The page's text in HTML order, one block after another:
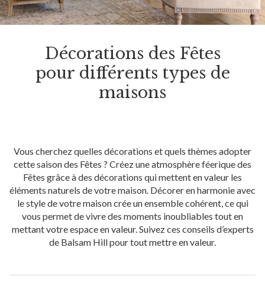
Décorations des Fêtes
pour différents types de
maisons
Vous cherchez quelles décorations et quels thèmes adopter
cette saison des Fêtes ? Créez une atmosphère féerique des
Fêtes grâce à des décorations qui mettent en valeur les
éléments naturels de votre maison. Décorer en harmonie avec
le style de votre maison crée un ensemble cohérent, ce qui
vous permet de vivre des moments inoubliables tout en
mettant votre espace en valeur. Suivez ces conseils d’experts
de Balsam Hill pour tout mettre en valeur.